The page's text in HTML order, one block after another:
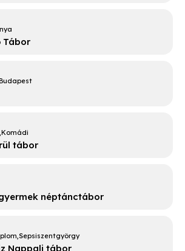
Tábor
Komádi
tábor
néptánctábor
Sepsiszentgyörgy
Nappali tábor